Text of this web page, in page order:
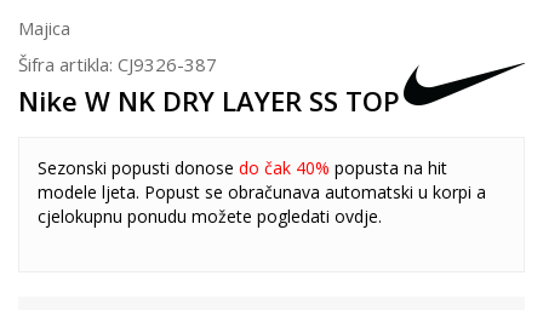
Majica
Šifra artikla: CJ9326-387
Nike W NK DRY LAYER SS TOP
Sezonski popusti donose do čak 40% popusta na hit
modele ljeta. Popust se obračunava automatski u korpi a
cjelokupnu ponudu možete pogledati ovdje.